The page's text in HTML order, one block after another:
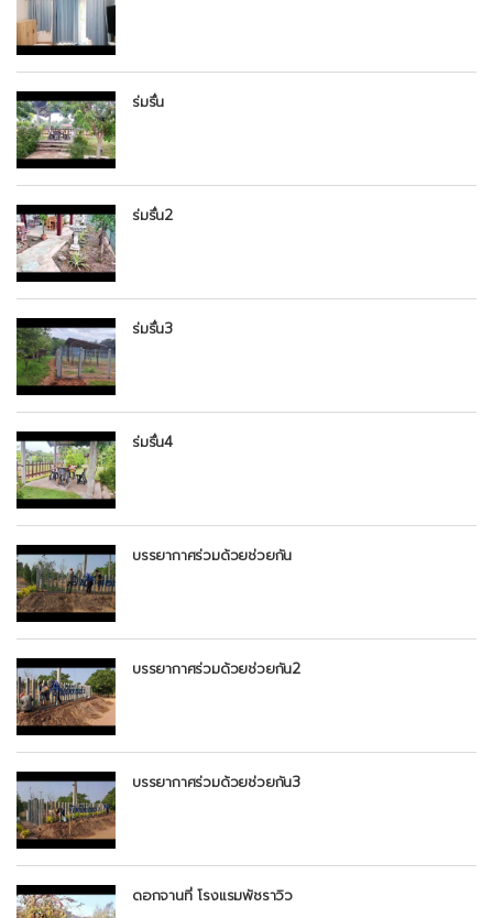
ร่มรื่น
ร่มรื่น2
ร่มรื่น3
ร่มรื่น4
บรรยากาศร่วมด้วยช่วยกัน
บรรยากาศร่วมด้วยช่วยกัน2
บรรยากาศร่วมด้วยช่วยกัน3
ดอกจานที่ โรงแรมพัชราวิว